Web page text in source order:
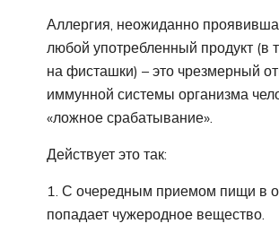
Аллергия, неожиданно
любой употребленный продукт (в
на фисташки) – это чрезмерный
иммунной системы организма
«ложное срабатывание».
Действует это так:
С очередным приемом пищи в
попадает чужеродное вещество.